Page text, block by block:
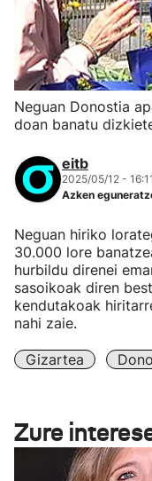
Neguan Donostia
doan banatu
eitb
2025/05/12 - 16:11
Azken
Neguan hiriko
30.000 lore
hurbildu direnei
sasoikoak diren
kendutakoak
nahi zaie.
Gizartea
Zure